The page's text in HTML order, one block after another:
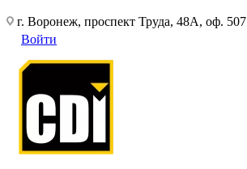
г. Воронеж, проспект Труда, 48А, оф. 507
Войти